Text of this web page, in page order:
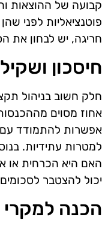
קבועה של ההוצאות
פוטנציאליות לפני
חריגה, יש לבחון את
חיסכון
חלק חשוב בניהול
אחוז מסוים
אפשרות להתמודד עם
למטרות עתידיות.
האם היא הכרחית או
יכול להצטבר
הכנה למקרי